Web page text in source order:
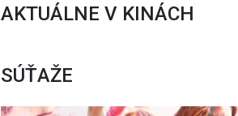
AKTUÁLNE V KINÁCH
SÚŤAŽE